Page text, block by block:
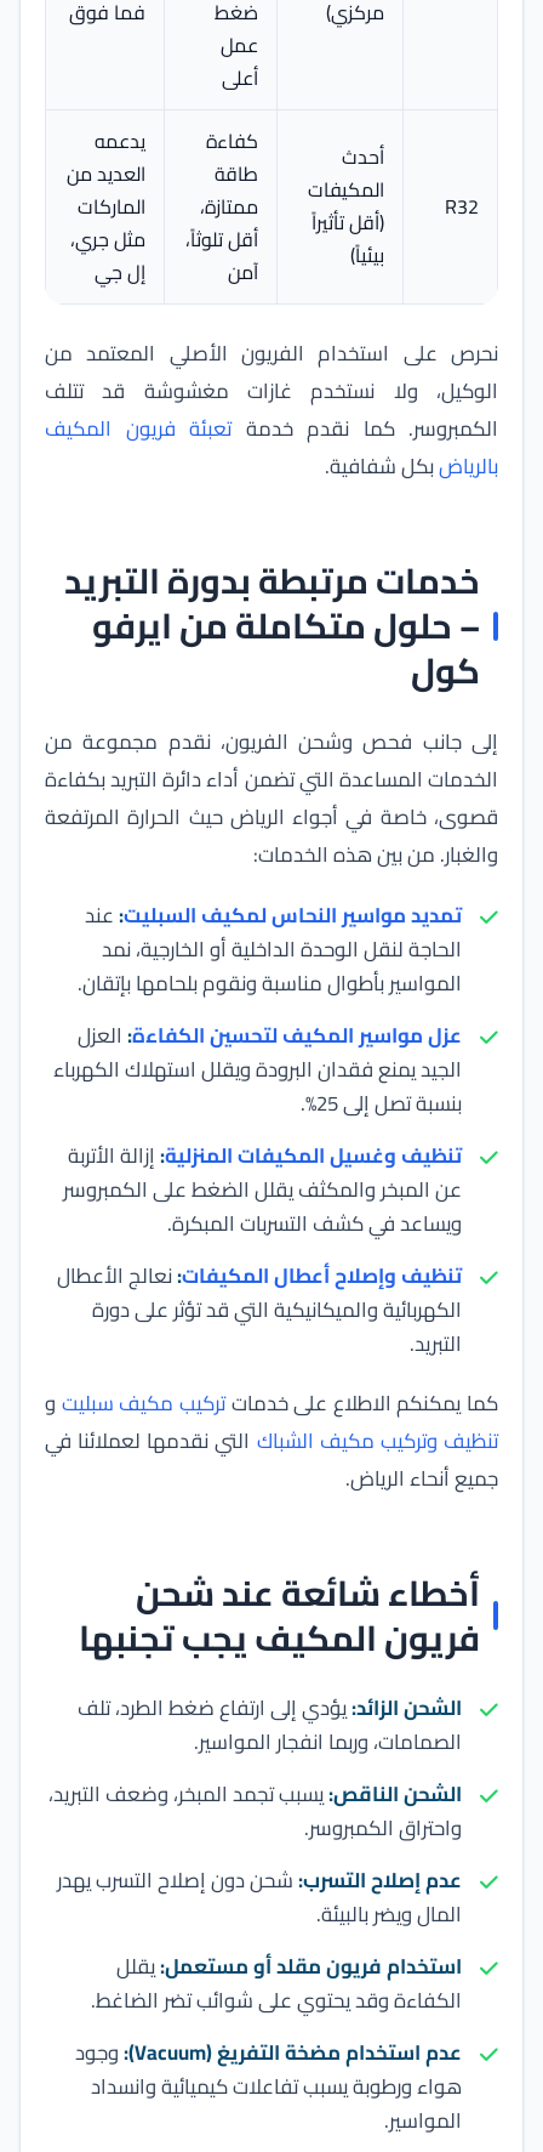
مركزي)
ضغط
عمل
أعلى
فما فوق
R32
أحدث
المكيفات
(أقل تأثيراً
بيئياً)
كفاءة
طاقة
ممتازة،
أقل تلوثاً،
آمن
يدعمه
العديد من
الماركات
مثل جري،
إل جي
نحرص على استخدام الفريون الأصلي المعتمد من
الوكيل، ولا نستخدم غازات مغشوشة قد تتلف
الكمبروسر. كما نقدم خدمةتعبئة فريون المكيف
بالرياضبكل شفافية.
خدمات مرتبطة بدورة التبريد
– حلول متكاملة من ايرفو
كول
إلى جانب فحص وشحن الفريون، نقدم مجموعة من
الخدمات المساعدة التي تضمن أداء دائرة التبريد بكفاءة
قصوى، خاصة في أجواء الرياض حيث الحرارة المرتفعة
والغبار. من بين هذه الخدمات:
تمديد مواسير النحاس لمكيف السبليت:عند
الحاجة لنقل الوحدة الداخلية أو الخارجية، نمد
المواسير بأطوال مناسبة ونقوم بلحامها بإتقان.
عزل مواسير المكيف لتحسين الكفاءة:العزل
الجيد يمنع فقدان البرودة ويقلل استهلاك الكهرباء
بنسبة تصل إلى 25%.
تنظيف وغسيل المكيفات المنزلية:إزالة الأتربة
عن المبخر والمكثف يقلل الضغط على الكمبروسر
ويساعد في كشف التسربات المبكرة.
تنظيف وإصلاح أعطال المكيفات:نعالج الأعطال
الكهربائية والميكانيكية التي قد تؤثر على دورة
التبريد.
كما يمكنكم الاطلاع على خدماتتركيب مكيف سبليتو
تنظيف وتركيب مكيف الشباك التي نقدمها لعملائنا في
جميع أنحاء الرياض.
أخطاء شائعة عند شحن
فريون المكيف يجب تجنبها
الشحن الزائد:يؤدي إلى ارتفاع ضغط الطرد، تلف
الصمامات، وربما انفجار المواسير.
الشحن الناقص:يسبب تجمد المبخر، وضعف التبريد،
واحتراق الكمبروسر.
عدم إصلاح التسرب:شحن دون إصلاح التسرب يهدر
المال ويضر بالبيئة.
استخدام فريون مقلد أو مستعمل:يقلل
الكفاءة وقد يحتوي على شوائب تضر الضاغط.
عدم استخدام مضخة التفريغ (Vacuum):
وجود
هواء ورطوبة يسبب تفاعلات كيميائية وانسداد
المواسير.